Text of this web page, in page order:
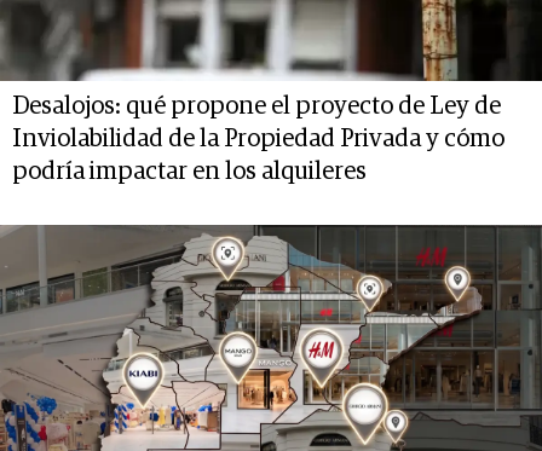
Desalojos: qué propone el proyecto de Ley de
Inviolabilidad de la Propiedad Privada y cómo
podría impactar en los alquileres